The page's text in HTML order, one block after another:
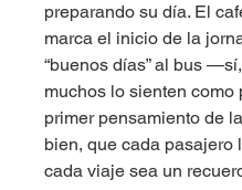
preparando su día. El
marca el inicio de la
“buenos días” al bus
muchos lo sienten
primer pensamiento de
bien, que cada pasajero
cada viaje sea un